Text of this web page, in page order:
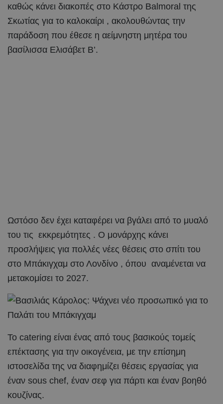
καθώς κάνει διακοπές στο Κάστρο Balmoral της
Σκωτίας για το καλοκαίρι , ακολουθώντας την
παράδοση που έθεσε η αείμνηστη μητέρα του
βασίλισσα Ελισάβετ Β’.
Ωστόσο δεν έχει καταφέρει να βγάλει από το μυαλό
του τις εκκρεμότητες . Ο μονάρχης κάνει
προσλήψεις για πολλές νέες θέσεις στο σπίτι του
στο Μπάκιγχαμ στο Λονδίνο , όπου αναμένεται να
μετακομίσει το 2027.
Το catering είναι ένας από τους βασικούς τομείς
επέκτασης για την οικογένεια, με την επίσημη
ιστοσελίδα της να διαφημίζει θέσεις εργασίας για
έναν sous chef, έναν σεφ για πάρτι και έναν βοηθό
κουζίνας.